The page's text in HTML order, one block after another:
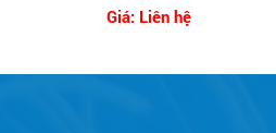
Giá: Liên hệ